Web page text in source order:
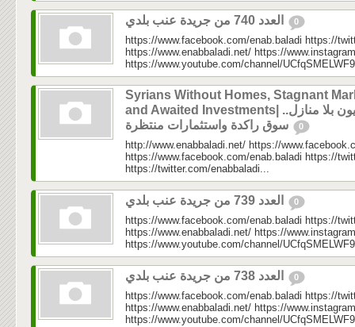
0
https://www.facebook.com/enab.baladi https://
https://www.enabbaladi.net/ https://
https://www.youtube.com/channel/
Syrians Without Homes, Stagnant
and Awaited Investments| سوريون بلا منازل..
0
http://www.enabbaladi.net/ https://
https://www.facebook.com/enab.baladi https://
https://twitter.com/enabbaladi...
0
https://www.facebook.com/enab.baladi https://
https://www.enabbaladi.net/ https://
https://www.youtube.com/channel/
0
https://www.facebook.com/enab.baladi https://
https://www.enabbaladi.net/ https://
https://www.youtube.com/channel/